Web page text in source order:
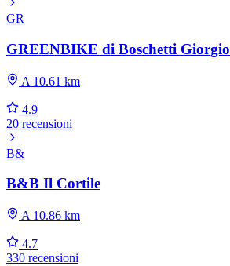
GR
GREENBIKE di Boschetti Giorgio
A 10.61 km
4.9
20 recensioni
B&
B&B Il Cortile
A 10.86 km
4.7
330 recensioni